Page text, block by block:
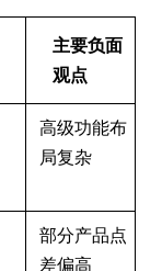
主要负面
观点
高级功能布
局复杂
部分产品点
差偏高